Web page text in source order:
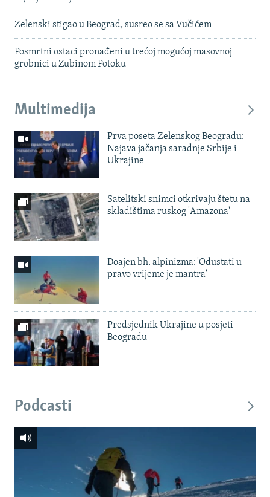
Zelenski stigao u Beograd, susreo se sa Vučićem
Posmrtni ostaci pronađeni u trećoj mogućoj masovnoj
grobnici u Zubinom Potoku
Multimedija
Prva poseta Zelenskog Beogradu:
Najava jačanja saradnje Srbije i
Ukrajine
Satelitski snimci otkrivaju štetu na
skladištima ruskog 'Amazona'
Doajen bh. alpinizma: 'Odustati u
pravo vrijeme je mantra'
Predsjednik Ukrajine u posjeti
Beogradu
Podcasti